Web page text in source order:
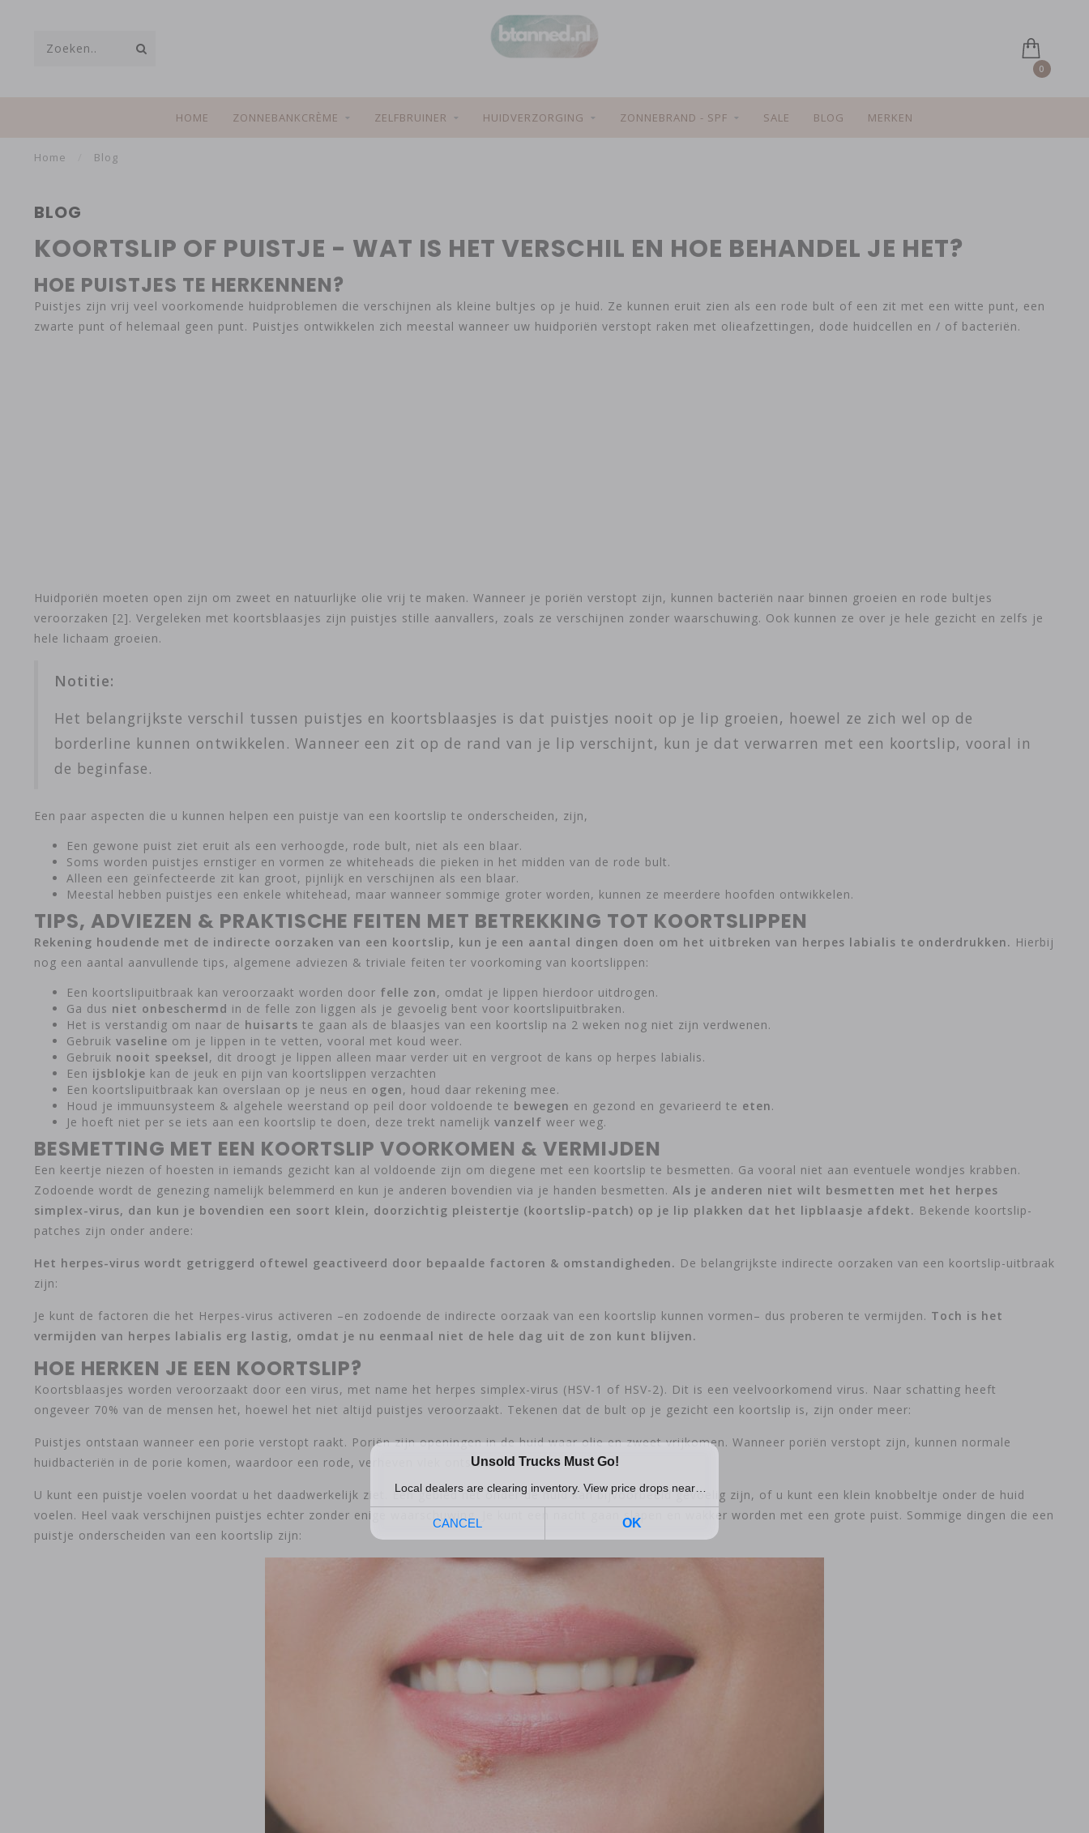
0
HOME ZONNEBANKCRÈME ZELFBRUINER HUIDVERZORGING ZONNEBRAND - SPF SALE BLOG MERKEN
Home Blog
BLOG
KOORTSLIP OF PUISTJE - WAT IS HET VERSCHIL EN HOE BEHANDEL JE HET?
HOE PUISTJES TE HERKENNEN?
Puistjes zijn vrij veel voorkomende huidproblemen die verschijnen als kleine bultjes op je huid. Ze kunnen eruit zien als een rode bult of een zit met een witte punt, een
zwarte punt of helemaal geen punt. Puistjes ontwikkelen zich meestal wanneer uw huidporiën verstopt raken met olieafzettingen, dode huidcellen en / of bacteriën.
Huidporiën moeten open zijn om zweet en natuurlijke olie vrij te maken. Wanneer je poriën verstopt zijn, kunnen bacteriën naar binnen groeien en rode bultjes
veroorzaken [2]. Vergeleken met koortsblaasjes zijn puistjes stille aanvallers, zoals ze verschijnen zonder waarschuwing. Ook kunnen ze over je hele gezicht en zelfs je
hele lichaam groeien.
Notitie:
Het belangrijkste verschil tussen puistjes en koortsblaasjes is dat puistjes nooit op je lip groeien, hoewel ze zich wel op de
borderline kunnen ontwikkelen. Wanneer een zit op de rand van je lip verschijnt, kun je dat verwarren met een koortslip, vooral in
de beginfase.
Een paar aspecten die u kunnen helpen een puistje van een koortslip te onderscheiden, zijn,
Een gewone puist ziet eruit als een verhoogde, rode bult, niet als een blaar.
Soms worden puistjes ernstiger en vormen ze whiteheads die pieken in het midden van de rode bult.
Alleen een geïnfecteerde zit kan groot, pijnlijk en verschijnen als een blaar.
Meestal hebben puistjes een enkele whitehead, maar wanneer sommige groter worden, kunnen ze meerdere hoofden ontwikkelen.
TIPS, ADVIEZEN & PRAKTISCHE FEITEN MET BETREKKING TOT KOORTSLIPPEN
Rekening houdende met de indirecte oorzaken van een koortslip, kun je een aantal dingen doen om het uitbreken van herpes labialis te onderdrukken. Hierbij
nog een aantal aanvullende tips, algemene adviezen & triviale feiten ter voorkoming van koortslippen:
Een koortslipuitbraak kan veroorzaakt worden door felle zon, omdat je lippen hierdoor uitdrogen.
Ga dus niet onbeschermd in de felle zon liggen als je gevoelig bent voor koortslipuitbraken.
Het is verstandig om naar de huisarts te gaan als de blaasjes van een koortslip na 2 weken nog niet zijn verdwenen.
Gebruik vaseline om je lippen in te vetten, vooral met koud weer.
Gebruik nooit speeksel, dit droogt je lippen alleen maar verder uit en vergroot de kans op herpes labialis.
Een ijsblokje kan de jeuk en pijn van koortslippen verzachten
Een koortslipuitbraak kan overslaan op je neus en ogen, houd daar rekening mee.
Houd je immuunsysteem & algehele weerstand op peil door voldoende te bewegen en gezond en gevarieerd te eten.
Je hoeft niet per se iets aan een koortslip te doen, deze trekt namelijk vanzelf weer weg.
BESMETTING MET EEN KOORTSLIP VOORKOMEN & VERMIJDEN
Een keertje niezen of hoesten in iemands gezicht kan al voldoende zijn om diegene met een koortslip te besmetten. Ga vooral niet aan eventuele wondjes krabben.
Zodoende wordt de genezing namelijk belemmerd en kun je anderen bovendien via je handen besmetten. Als je anderen niet wilt besmetten met het herpes
simplex-virus, dan kun je bovendien een soort klein, doorzichtig pleistertje (koortslip-patch) op je lip plakken dat het lipblaasje afdekt. Bekende koortslip-
patches zijn onder andere:
Het herpes-virus wordt getriggerd oftewel geactiveerd door bepaalde factoren & omstandigheden. De belangrijkste indirecte oorzaken van een koortslip-uitbraak
zijn:
Je kunt de factoren die het Herpes-virus activeren –en zodoende de indirecte oorzaak van een koortslip kunnen vormen– dus proberen te vermijden. Toch is het
vermijden van herpes labialis erg lastig, omdat je nu eenmaal niet de hele dag uit de zon kunt blijven.
HOE HERKEN JE EEN KOORTSLIP?
Koortsblaasjes worden veroorzaakt door een virus, met name het herpes simplex-virus (HSV-1 of HSV-2). Dit is een veelvoorkomend virus. Naar schatting heeft
ongeveer 70% van de mensen het, hoewel het niet altijd puistjes veroorzaakt. Tekenen dat de bult op je gezicht een koortslip is, zijn onder meer:
Puistjes ontstaan ​​wanneer een porie verstopt raakt. Poriën zijn openingen in de huid waar olie en zweet vrijkomen. Wanneer poriën verstopt zijn, kunnen normale
huidbacteriën in de porie komen, waardoor een rode, verheven vlek ontstaat.
U kunt een puistje voelen voordat u het daadwerkelijk ziet. Een gebied net onder de huid kan bijvoorbeeld gevoelig zijn, of u kunt een klein knobbeltje onder de huid
voelen. Heel vaak verschijnen puistjes echter zonder enige waarschuwing. Je kunt een nacht gaan slapen en wakker worden met een grote puist. Sommige dingen die een
puistje onderscheiden van een koortslip zijn: